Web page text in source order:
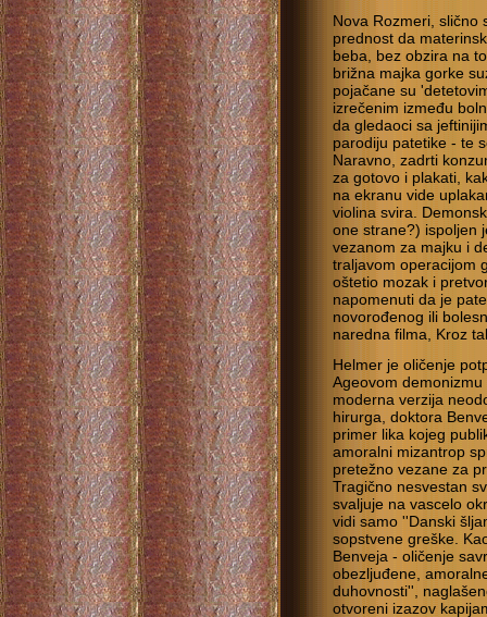
Nova Rozmeri, slično
prednost da
beba, bez obzira na
brižna majka gorke
pojačane su
izrečenim između
da gledaoci sa
parodiju patetike - te
Naravno, zadrti
za gotovo i plakati,
na ekranu vide
violina svira.
one strane?) ispoljen
vezanom za majku i
traljavom operacijom
oštetio mozak i
napomenuti da je
novorođenog ili
naredna filma, Kroz
Helmer je oličenje
Ageovom
moderna verzija
hirurga, doktora
primer lika kojeg
amoralni mizantrop
pretežno vezane za
Tragično nesvestan
svaljuje na vascelo
vidi samo ''Danski
sopstvene greške.
Benveja - oličenje
obezljuđene,
duhovnosti'',
otvoreni izazov